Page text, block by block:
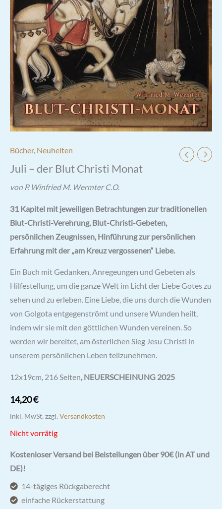
Bücher, Neuheiten
Juli – der Blut Christi Monat
von P. Winfried M. Wermter C.O.
31 Kapitel mit jeweiligen Betrachtungen zur traditionellen
Blut-Christi-Verehrung, Blut-Christi-Gebeten,
persönlichen Zeugnissen, Hinführung zur persönlichen
Erfahrung mit der „am Kreuz vergossenen“ Liebe.
Ein Buch mit Gedanken, Anregeungen und Gebeten als
Hilfestellung, um die ganze Welt im Licht der Liebe Gotes zu
sehen und zu erleben. Eine Liebe, die uns durch die Wunden
von Golgota entgegenströmt und unsere Wunden heilt,
indem wir sie mit den göttlichen Wunden vereinen. So
werden wir bereitet, am österlichen Sieg Jesu Christi in
unserem persönlichen Leben teilzunehmen.
12x19cm, 216 Seiten, NEUERSCHEINUNG 2025
14,20€
inkl. MwSt. zzgl. Versandkosten
Nicht vorrätig
Kostenloser Versand bei Beistellungen über 90€ (in AT und
DE)!
14-tägiges Rückgaberecht
einfache Rückerstattung